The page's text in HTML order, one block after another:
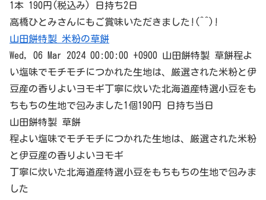
1本 190円(税込み) 日持ち2日
高橋ひとみさんにもご賞味いただきました!(^^)!
山田餅特製 米粉の草餅
Wed, 06 Mar 2024 00:00:00 +0900 山田餅特製 草餅程よ
い塩味でモチモチにつかれた生地は、厳選された米粉と伊
豆産の香りよいヨモギ丁寧に炊いた北海道産特選小豆をも
ちもちの生地で包みました1個190円 日持ち当日
山田餅特製 草餅
程よい塩味でモチモチにつかれた生地は、厳選された米粉
と伊豆産の香りよいヨモギ
丁寧に炊いた北海道産特選小豆をもちもちの生地で包みま
した